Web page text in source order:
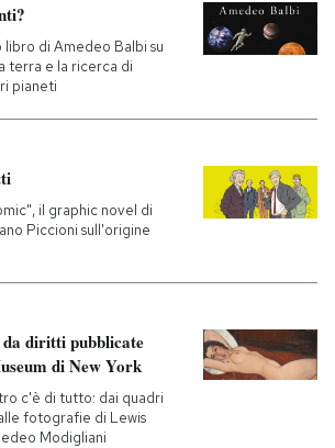
di Amedeo Balbi su
terra e la ricerca di
pianeti
il graphic novel di
Piccioni sull'origine
diritti pubblicate
di New York
c'è di tutto: dai quadri
fotografie di Lewis
Modigliani